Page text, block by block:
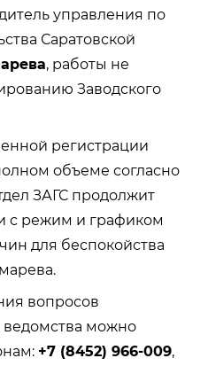
управления по
Саратовской
, работы не
Заводского
регистрации
объеме согласно
ЗАГС продолжит
с режим и графиком
для беспокойства
вопросов
ведомства можно
+7 (8452) 966-009,